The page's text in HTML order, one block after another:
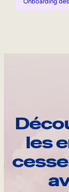
les